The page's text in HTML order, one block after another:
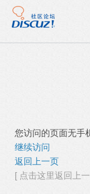
您访问的页面无手
继续访问
返回上一页
[ 点击这里返回上